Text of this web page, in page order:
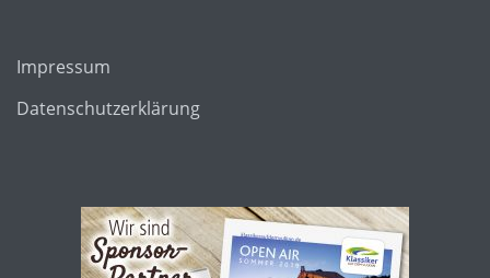
Impressum
Datenschutzerklärung